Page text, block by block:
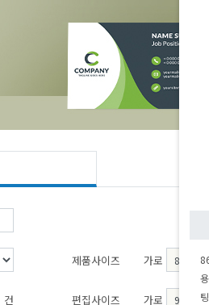
제품사이즈 가로
건 편집사이즈 가로
팅